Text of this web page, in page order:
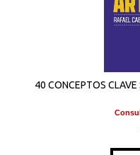
40 CONCEPTOS CLAVE